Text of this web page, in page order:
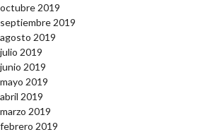
octubre 2019
septiembre 2019
agosto 2019
julio 2019
junio 2019
mayo 2019
abril 2019
marzo 2019
febrero 2019